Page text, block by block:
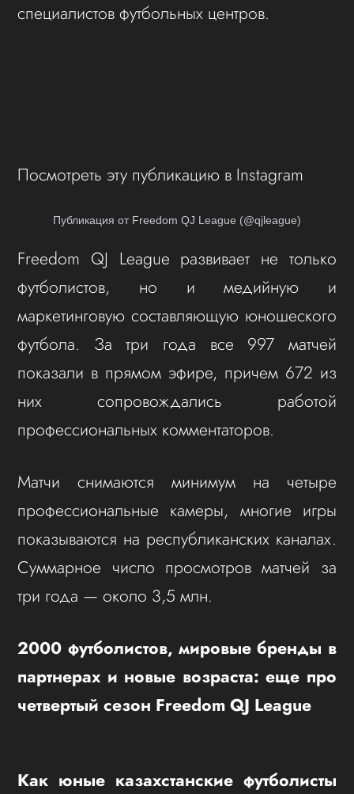
специалистов футбольных центров.
Посмотреть эту публикацию в Instagram
Публикация от Freedom QJ League (@qjleague)
Freedom QJ League развивает не только
футболистов, но и медийную и
маркетинговую составляющую юношеского
футбола. За три года все 997 матчей
показали в прямом эфире, причем 672 из
них сопровождались работой
профессиональных комментаторов.
Матчи снимаются минимум на четыре
профессиональные камеры, многие игры
показываются на республиканских каналах.
Суммарное число просмотров матчей за
три года — около 3,5 млн.
2000 футболистов, мировые бренды в
партнерах и новые возраста: еще про
четвертый сезон Freedom QJ League
Как юные казахстанские футболисты